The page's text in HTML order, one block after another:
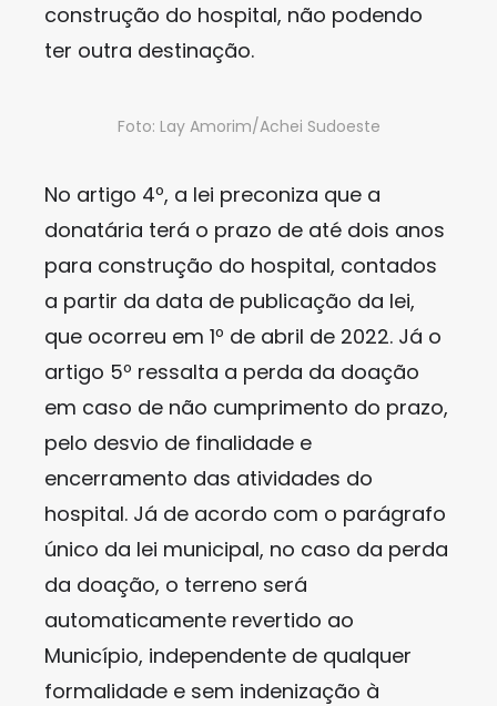
construção do hospital, não podendo
ter outra destinação.
Foto: Lay Amorim/Achei Sudoeste
No artigo 4º, a lei preconiza que a
donatária terá o prazo de até dois anos
para construção do hospital, contados
a partir da data de publicação da lei,
que ocorreu em 1º de abril de 2022. Já o
artigo 5º ressalta a perda da doação
em caso de não cumprimento do prazo,
pelo desvio de finalidade e
encerramento das atividades do
hospital. Já de acordo com o parágrafo
único da lei municipal, no caso da perda
da doação, o terreno será
automaticamente revertido ao
Município, independente de qualquer
formalidade e sem indenização à